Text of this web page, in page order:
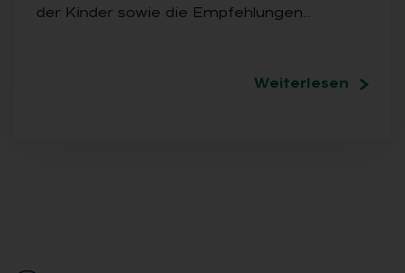
der Kinder sowie die Empfehlungen…
Weiterlesen